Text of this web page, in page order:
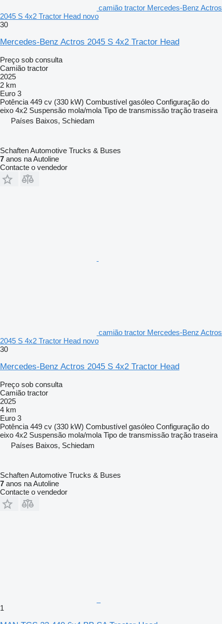
camião tractor Mercedes-Benz Actros
2045 S 4x2 Tractor Head novo
30
Mercedes-Benz Actros 2045 S 4x2 Tractor Head
Preço sob consulta
Camião tractor
2025
2 km
Euro 3
Potência 449 cv (330 kW) Combustível gasóleo Configuração do
eixo 4x2 Suspensão mola/mola Tipo de transmissão tração traseira
Países Baixos, Schiedam
Schaften Automotive Trucks & Buses
7 anos na Autoline
Contacte o vendedor
camião tractor Mercedes-Benz Actros
2045 S 4x2 Tractor Head novo
30
Mercedes-Benz Actros 2045 S 4x2 Tractor Head
Preço sob consulta
Camião tractor
2025
4 km
Euro 3
Potência 449 cv (330 kW) Combustível gasóleo Configuração do
eixo 4x2 Suspensão mola/mola Tipo de transmissão tração traseira
Países Baixos, Schiedam
Schaften Automotive Trucks & Buses
7 anos na Autoline
Contacte o vendedor
1